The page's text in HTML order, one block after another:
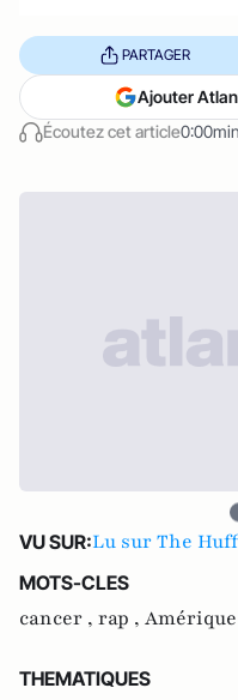
Écoutez cet article0:00min
PARTAGER
Ajouter
VU SUR:Lu sur The
MOTS-CLES
cancer , rap ,
THEMATIQUES